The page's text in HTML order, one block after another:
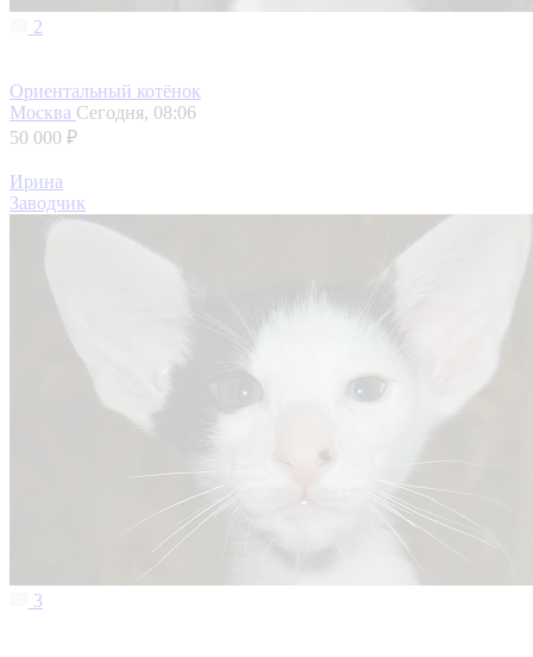
2
Ориентальный котёнок
Москва Сегодня, 08:06
50 000 ₽
Ирина
Заводчик
3